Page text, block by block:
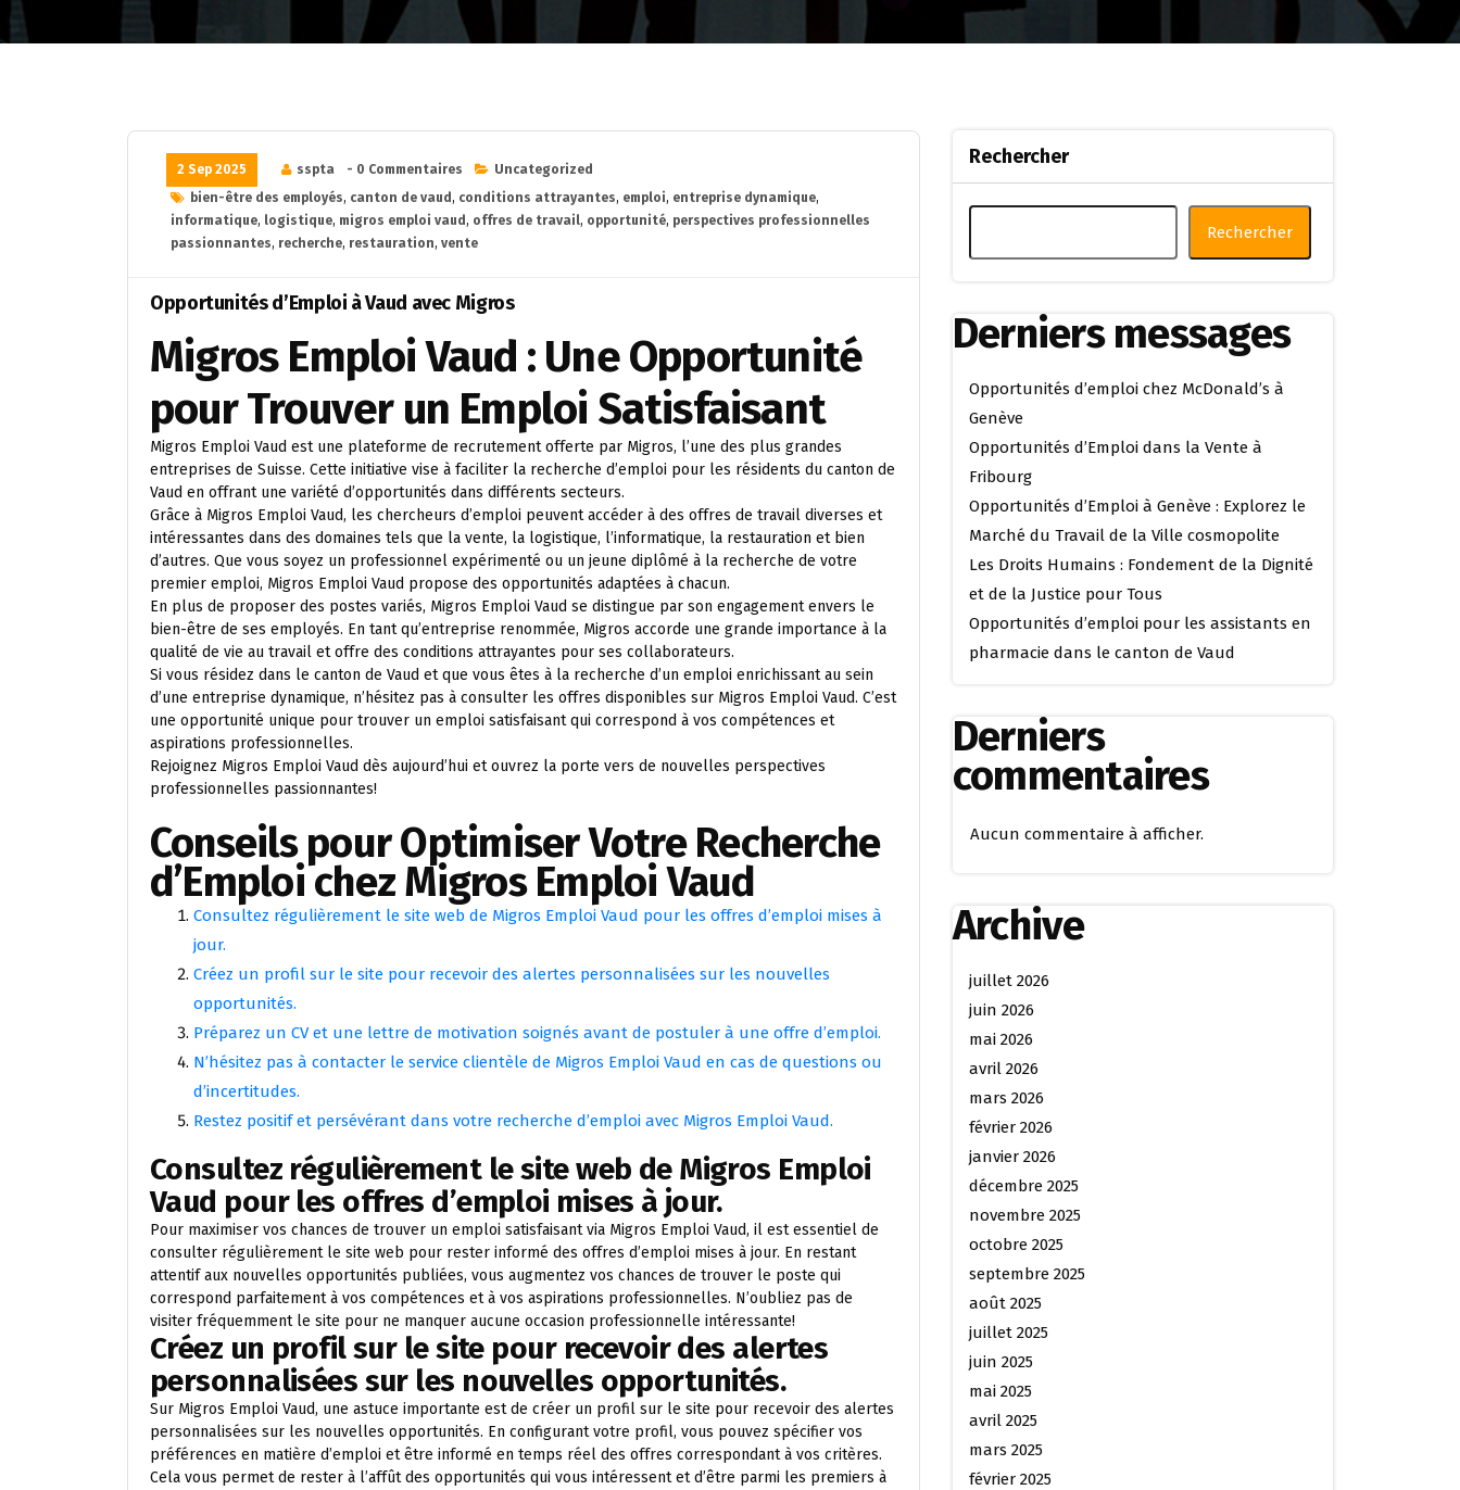
2 Sep 2025 sspta - 0 Commentaires
Uncategorized
bien-être des employés, canton de vaud , conditions attrayantes, emploi, entreprise dynamique,
informatique, logistique, migros emploi vaud , offres de travail, opportunité, perspectives professionnelles
passionnantes, recherche, restauration, vente
Opportunités d’Emploi à Vaud avec Migros
Migros Emploi Vaud : Une Opportunité
pour Trouver un Emploi Satisfaisant
Migros Emploi Vaud est une plateforme de recrutement offerte par Migros, l’une des plus grandes
entreprises de Suisse. Cette initiative vise à faciliter la recherche d’emploi pour les résidents du canton de
Vaud en offrant une variété d’opportunités dans différents secteurs.
Grâce à Migros Emploi Vaud, les chercheurs d’emploi peuvent accéder à des offres de travail diverses et
intéressantes dans des domaines tels que la vente, la logistique, l’informatique, la restauration et bien
d’autres. Que vous soyez un professionnel expérimenté ou un jeune diplômé à la recherche de votre
premier emploi, Migros Emploi Vaud propose des opportunités adaptées à chacun.
En plus de proposer des postes variés, Migros Emploi Vaud se distingue par son engagement envers le
bien-être de ses employés. En tant qu’entreprise renommée, Migros accorde une grande importance à la
qualité de vie au travail et offre des conditions attrayantes pour ses collaborateurs.
Si vous résidez dans le canton de Vaud et que vous êtes à la recherche d’un emploi enrichissant au sein
d’une entreprise dynamique, n’hésitez pas à consulter les offres disponibles sur Migros Emploi Vaud. C’est
une opportunité unique pour trouver un emploi satisfaisant qui correspond à vos compétences et
aspirations professionnelles.
Rejoignez Migros Emploi Vaud dès aujourd’hui et ouvrez la porte vers de nouvelles perspectives
professionnelles passionnantes!
Conseils pour Optimiser Votre Recherche
d’Emploi chez Migros Emploi Vaud
Consultez régulièrement le site web de Migros Emploi Vaud pour les offres d’emploi mises à
jour.
Créez un profil sur le site pour recevoir des alertes personnalisées sur les nouvelles
opportunités.
Préparez un CV et une lettre de motivation soignés avant de postuler à une offre d’emploi.
N’hésitez pas à contacter le service clientèle de Migros Emploi Vaud en cas de questions ou
d’incertitudes.
Restez positif et persévérant dans votre recherche d’emploi avec Migros Emploi Vaud.
Consultez régulièrement le site web de Migros Emploi
Vaud pour les offres d’emploi mises à jour.
Pour maximiser vos chances de trouver un emploi satisfaisant via Migros Emploi Vaud, il est essentiel de
consulter régulièrement le site web pour rester informé des offres d’emploi mises à jour. En restant
attentif aux nouvelles opportunités publiées, vous augmentez vos chances de trouver le poste qui
correspond parfaitement à vos compétences et à vos aspirations professionnelles. N’oubliez pas de
visiter fréquemment le site pour ne manquer aucune occasion professionnelle intéressante!
Créez un profil sur le site pour recevoir des alertes
personnalisées sur les nouvelles opportunités.
Sur Migros Emploi Vaud, une astuce importante est de créer un profil sur le site pour recevoir des alertes
personnalisées sur les nouvelles opportunités. En configurant votre profil, vous pouvez spécifier vos
préférences en matière d’emploi et être informé en temps réel des offres correspondant à vos critères.
Cela vous permet de rester à l’affût des opportunités qui vous intéressent et d’être parmi les premiers à
Rechercher
Rechercher
Derniers messages
Opportunités d’emploi chez McDonald’s à
Genève
Opportunités d’Emploi dans la Vente à
Fribourg
Opportunités d’Emploi à Genève : Explorez le
Marché du Travail de la Ville cosmopolite
Les Droits Humains : Fondement de la Dignité
et de la Justice pour Tous
Opportunités d’emploi pour les assistants en
pharmacie dans le canton de Vaud
Derniers
commentaires
Aucun commentaire à afficher.
Archive
juillet 2026
juin 2026
mai 2026
avril 2026
mars 2026
février 2026
janvier 2026
décembre 2025
novembre 2025
octobre 2025
septembre 2025
août 2025
juillet 2025
juin 2025
mai 2025
avril 2025
mars 2025
février 2025